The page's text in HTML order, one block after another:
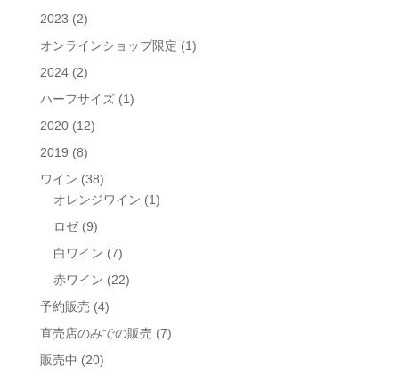
2023 (2)
オンラインショップ限定 (1)
2024 (2)
ハーフサイズ (1)
2020 (12)
2019 (8)
ワイン (38)
オレンジワイン (1)
ロゼ (9)
白ワイン (7)
赤ワイン (22)
予約販売 (4)
直売店のみでの販売 (7)
販売中 (20)